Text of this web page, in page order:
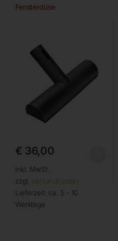
Fensterdüse
€ 36,00
inkl. MwSt.
zzgl. Versandkosten
Lieferzeit: ca. 5 - 10
Werktage